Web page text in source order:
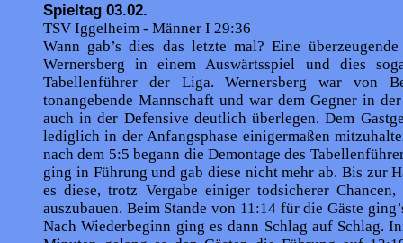
Spieltag 03.02.
TSV Iggelheim - Männer I 29:36
Wann gab’s dies das letzte mal? Eine
Wernersberg in einem Auswärtsspiel und dies
Tabellenführer der Liga. Wernersberg war von
tonangebende Mann­schaft und war dem Gegner in
auch in der Defensive deutlich überlegen. Dem
lediglich in der Anfangsphase einigermaßen
nach dem 5:5 begann die Demontage des
ging in Füh­rung und gab diese nicht mehr ab. Bis zur
es diese, trotz Vergabe einiger todsicherer
auszubauen. Beim Stande von 11:14 für die Gäste
Nach Wiederbeginn ging es dann Schlag auf Schlag.